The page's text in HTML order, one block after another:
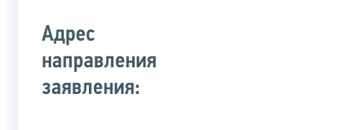
Адрес
направления
заявления: